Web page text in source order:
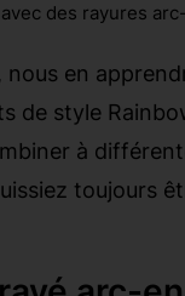
des rayures
nous en
de style
à
toujours